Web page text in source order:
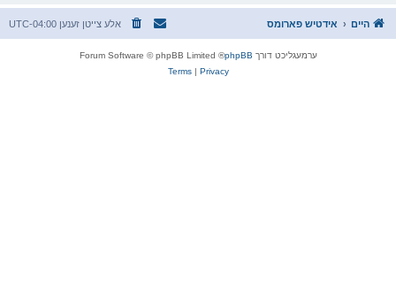
היים אידטיש פארומס אלע צייטן זענען UTC-04:00
ערמעגליכט דורך phpBB
® Forum Software © phpBB Limited
Privacy
|
Terms